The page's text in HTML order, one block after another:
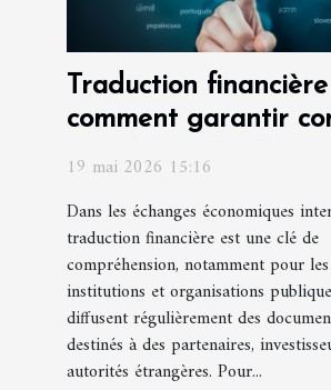
Traduction financière
comment garantir
et fiabilité des
19 mai 2026 15:16
Dans les échanges économiques
traduction financière est une clé de
compréhension, notamment pour
institutions et organisations
diffusent régulièrement des
destinés à des partenaires,
autorités étrangères. Pour...